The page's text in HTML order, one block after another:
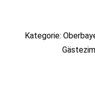
Kategorie: